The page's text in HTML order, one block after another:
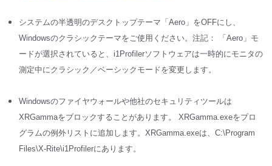
システムの半透明のデスクトップテーマ「Aero」をOFFにし、
Windowsのクラシックテーマをご使用ください。注記： 「Aero」モ
ードが選択されていると、i1Profilerソフトウェアは一時的にモニタの
測定中にクラシック／ベーシックモードを変更します。
Windowsのファイヤウォールや他社のセキュリティツールは
XRGammaをブロックすることがあります。 XRGamma.exeをプロ
グラムの例外リストに追加します。XRGamma.exeは、C:\Program
Files\X-Rite\i1Profilerにあります。